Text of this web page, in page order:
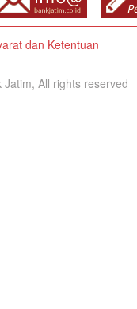
dan Ketentuan
All rights reserved